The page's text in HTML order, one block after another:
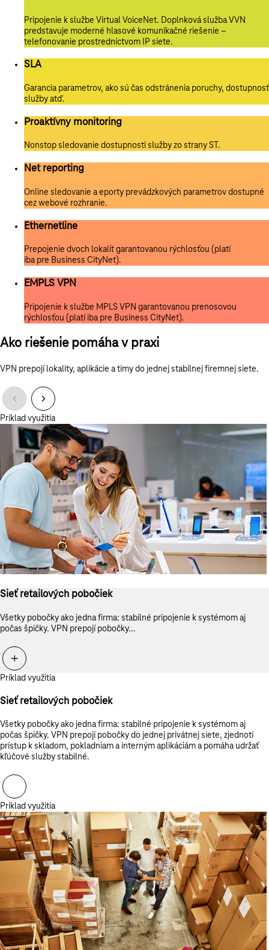
Pripojenie k službe Virtual VoiceNet. Doplnková služba VVN
predstavuje moderné hlasové komunikačné riešenie –
telefonovanie prostredníctvom IP siete.
SLA
Garancia parametrov, ako sú čas odstránenia poruchy, dostupnosť
služby atď.
Proaktívny monitoring
Nonstop sledovanie dostupnosti služby zo strany ST.
Net reporting
Online sledovanie a eporty prevádzkových parametrov dostupné
cez webové rozhranie.
Ethernetline
Prepojenie dvoch lokalít garantovanou rýchlosťou (platí
iba pre Business CityNet).
EMPLS VPN
Pripojenie k službe MPLS VPN garantovanou prenosovou
rýchlosťou (platí iba pre Business CityNet).
Ako riešenie pomáha v praxi
VPN prepojí lokality, aplikácie a tímy do jednej stabilnej firemnej siete.
Príklad využitia
Sieť retailových pobočiek
Všetky pobočky ako jedna firma: stabilné pripojenie k systémom aj
počas špičky. VPN prepojí pobočky...
Príklad využitia
Sieť retailových pobočiek
Všetky pobočky ako jedna firma: stabilné pripojenie k systémom aj
počas špičky. VPN prepojí pobočky do jednej privátnej siete, zjednotí
prístup k skladom, pokladniam a interným aplikáciám a pomáha udržať
kľúčové služby stabilné.
Príklad využitia